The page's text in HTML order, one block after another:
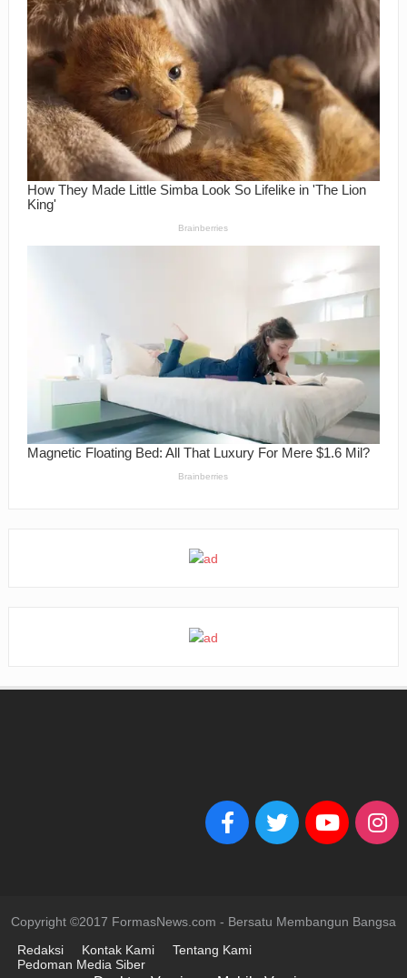
Copyright ©2017 FormasNews.com - Bersatu Membangun Bangsa
Redaksi
Kontak Kami
Tentang Kami
Pedoman Media Siber